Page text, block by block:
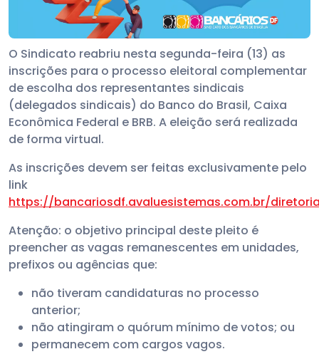
O Sindicato reabriu nesta segunda-feira (13) as
inscrições para o processo eleitoral complementar
de escolha dos representantes sindicais
(delegados sindicais) do Banco do Brasil, Caixa
Econômica Federal e BRB. A eleição será realizada
de forma virtual.
As inscrições devem ser feitas exclusivamente pelo
link
https://bancariosdf.avaluesistemas.com.br/
Atenção: o objetivo principal deste pleito é
preencher as vagas remanescentes em unidades,
prefixos ou agências que:
não tiveram candidaturas no processo
anterior;
não atingiram o quórum mínimo de votos; ou
permanecem com cargos vagos.